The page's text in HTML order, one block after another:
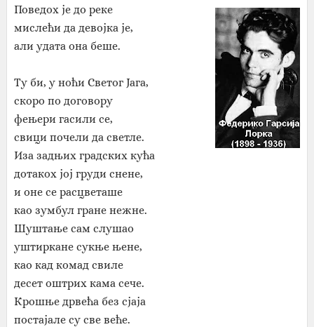
Поведох је до реке
мислећи да девојка је,
али удата она беше.
Ту би, у ноћи Светог Јага,
скоро по договору
фењери гасили се,
свици почели да светле.
Иза задњих градских кућа
дотакох јој груди снене,
и оне се расцветаше
као зумбул гране нежне.
Шуштање сам слушао
уштиркане сукње њене,
као кад комад свиле
десет оштрих кама сече.
Крошње дрвећа без сјаја
постајале су све веће.